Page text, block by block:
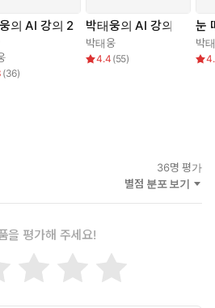
의 AI 강의 2
(36)
박태웅의 AI 강의
박태웅
4.4 (55)
눈
박
36명 평가
별점 분포 보기
을 평가해 주세요!